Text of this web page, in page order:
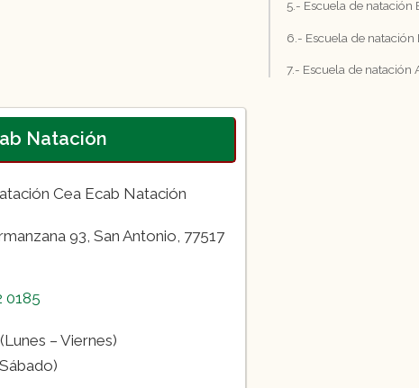
5.- Escuela de natación
6.- Escuela de natación
7.- Escuela de natación
Natación
Cea Ecab Natación
93, San Antonio, 77517
0185
– Viernes)